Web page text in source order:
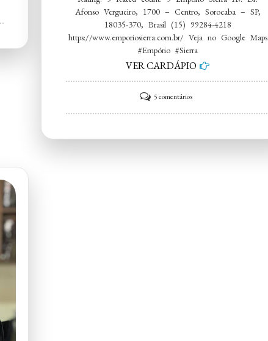
Afonso Vergueiro, 1700 – Centro, Sorocaba – SP,
18035-370, Brasil (15) 99284-4218
https://www.emporiosierra.com.br/ Veja no Google Maps
#Empório #Sierra
VER CARDÁPIO
5 comentáriosem
Empório